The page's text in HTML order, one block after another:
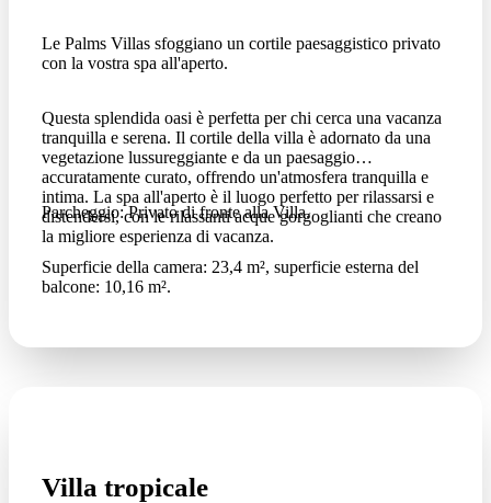
Le Palms Villas sfoggiano un cortile paesaggistico privato
con la vostra spa all'aperto.
Questa splendida oasi è perfetta per chi cerca una vacanza
tranquilla e serena. Il cortile della villa è adornato da una
vegetazione lussureggiante e da un paesaggio
accuratamente curato, offrendo un'atmosfera tranquilla e
intima. La spa all'aperto è il luogo perfetto per rilassarsi e
distendersi, con le rilassanti acque gorgoglianti che creano
la migliore esperienza di vacanza.
Parcheggio: Privato di fronte alla Villa.
Superficie della camera: 23,4 m², superficie esterna del
balcone: 10,16 m².
Villa tropicale